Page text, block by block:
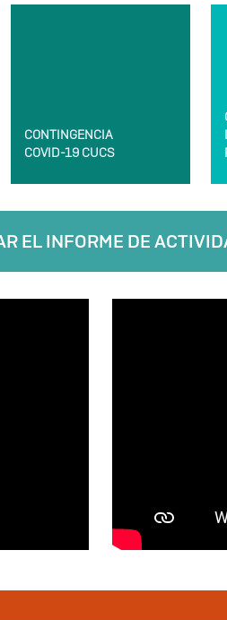
CONTINGENCIA
COVID-19 CUCS
EL INFORME DE